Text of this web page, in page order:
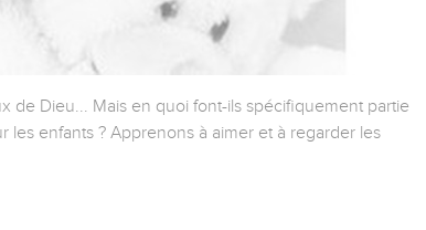
de Dieu... Mais en quoi font-ils spécifiquement partie
les enfants ? Apprenons à aimer et à regarder les